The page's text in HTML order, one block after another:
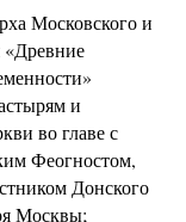
Московского и
«Древние
и
во главе с
Феогностом,
Донского
Москвы;